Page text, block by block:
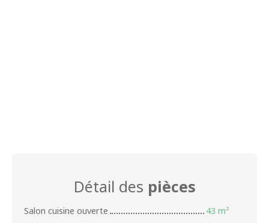
Détail des pièces
Salon cuisine ouverte
43 m²